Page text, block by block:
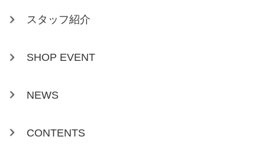
スタッフ紹介
SHOP EVENT
NEWS
CONTENTS